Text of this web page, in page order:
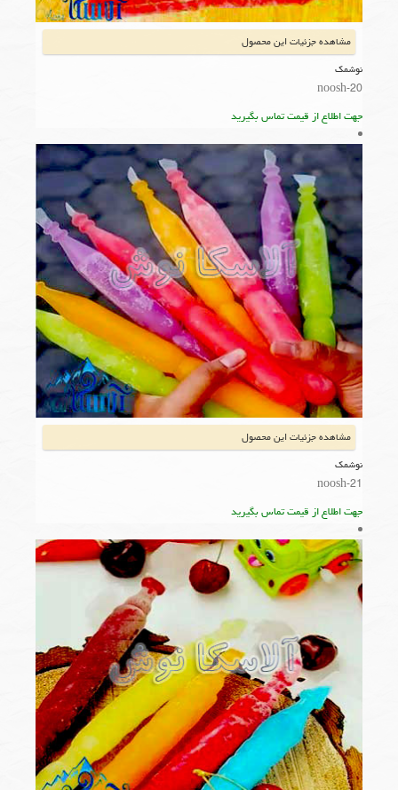
مشاهده جزئیات این محصول
نوشمک
noosh-20
جهت اطلاع از قیمت تماس بگیرید
مشاهده جزئیات این محصول
نوشمک
noosh-21
جهت اطلاع از قیمت تماس بگیرید